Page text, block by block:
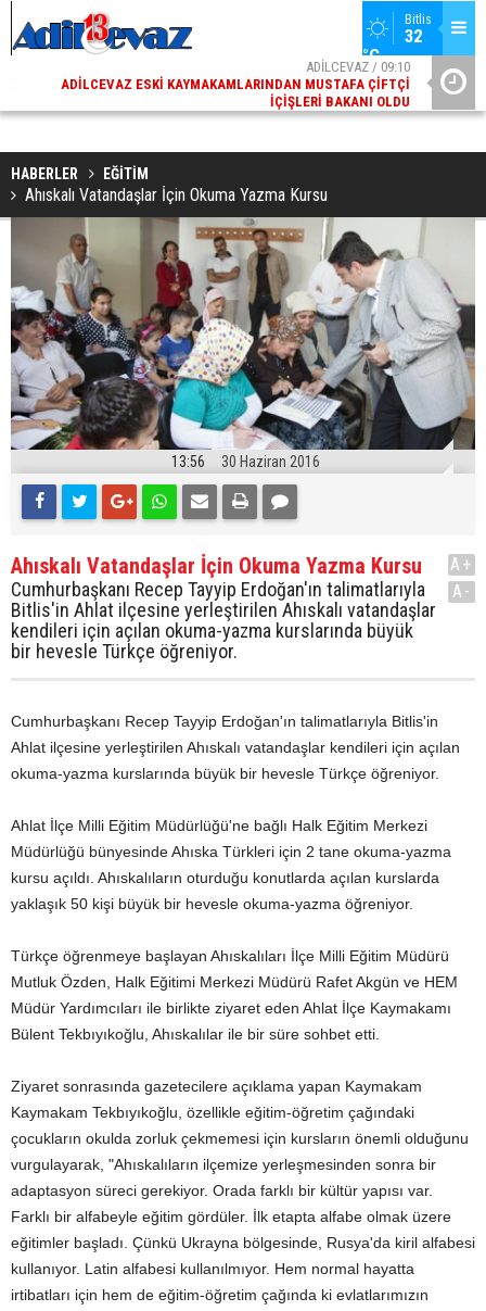
Bitlis
32
°C
ADİLCEVAZ / 09:10
ADILCEVAZ ESKI KAYMAKAMLARINDAN MUSTAFA ÇIFTÇI
İÇIŞLERI BAKANI OLDU
HABERLER EĞİTİM
Ahıskalı Vatandaşlar İçin Okuma Yazma Kursu
13:56 30 Haziran 2016
Ahıskalı Vatandaşlar İçin Okuma Yazma Kursu
Cumhurbaşkanı Recep Tayyip Erdoğan'ın talimatlarıyla
Bitlis'in Ahlat ilçesine yerleştirilen Ahıskalı vatandaşlar
kendileri için açılan okuma-yazma kurslarında büyük
bir hevesle Türkçe öğreniyor.
A+
A-
Cumhurbaşkanı Recep Tayyip Erdoğan'ın talimatlarıyla Bitlis'in
Ahlat ilçesine yerleştirilen Ahıskalı vatandaşlar kendileri için açılan
okuma-yazma kurslarında büyük bir hevesle Türkçe öğreniyor.
Ahlat İlçe Milli Eğitim Müdürlüğü'ne bağlı Halk Eğitim Merkezi
Müdürlüğü bünyesinde Ahıska Türkleri için 2 tane okuma-yazma
kursu açıldı. Ahıskalıların oturduğu konutlarda açılan kurslarda
yaklaşık 50 kişi büyük bir hevesle okuma-yazma öğreniyor.
Türkçe öğrenmeye başlayan Ahıskalıları İlçe Milli Eğitim Müdürü
Mutluk Özden, Halk Eğitimi Merkezi Müdürü Rafet Akgün ve HEM
Müdür Yardımcıları ile birlikte ziyaret eden Ahlat İlçe Kaymakamı
Bülent Tekbıyıkoğlu, Ahıskalılar ile bir süre sohbet etti.
Ziyaret sonrasında gazetecilere açıklama yapan Kaymakam
Kaymakam Tekbıyıkoğlu, özellikle eğitim-öğretim çağındaki
çocukların okulda zorluk çekmemesi için kursların önemli olduğunu
vurgulayarak, "Ahıskalıların ilçemize yerleşmesinden sonra bir
adaptasyon süreci gerekiyor. Orada farklı bir kültür yapısı var.
Farklı bir alfabeyle eğitim gördüler. İlk etapta alfabe olmak üzere
eğitimler başladı. Çünkü Ukrayna bölgesinde, Rusya'da kiril alfabesi
kullanıyor. Latin alfabesi kullanılmıyor. Hem normal hayatta
irtibatları için hem de eğitim-öğretim çağında ki evlatlarımızın